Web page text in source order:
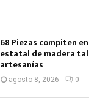
68 Piezas compiten
estatal de madera
artesanías
agosto 8, 2026 0